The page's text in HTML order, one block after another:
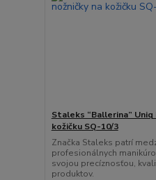
Staleks “Ballerina” Uniq
kožičku SQ-10/3
Značka Staleks patrí
profesionálnych
svojou precíznosťou,
produktov.